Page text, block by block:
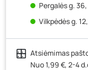
Pergalės g.
Vilkpėdės g.
Ateities g. 15,
Kauno r.,
pakuotės
Atsiėmimas
Nuo 1,99 €, 2-4